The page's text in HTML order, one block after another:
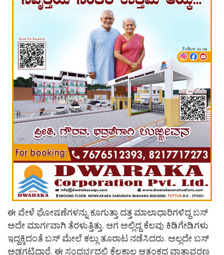
ಈ ವೇಳೆ ಘೋಷಣೆಗಳನ್ನು ಕೂಗುತ್ತಾ ದತ್ತ ಮಾಲಾಧಾರಿಗಳಿದ್ದ ಬಸ್​
ಅದೇ ಮಾರ್ಗವಾಗಿ ತೆರಳುತ್ತಿತ್ತು. ಆಗ ಅಲ್ಲಿದ್ದ ಕೆಲವು ಕಿಡಿಗೇಡಿಗಳು
ಇದ್ದಕ್ಕಿದಂತೆ ಬಸ್​ ಮೇಲೆ ಕಲ್ಲು ತೂರಾಟ ನಡೆಸಿದರು. ಅಲ್ಲದೇ ಬಸ್
ಅಡ್ಡಗಟ್ಟಿದ್ದಾರೆ. ಈ ಸಂದರ್ಭದಲ್ಲಿ ಕೆಲಕಾಲ ಆತಂಕದ ವಾತಾವರಣ